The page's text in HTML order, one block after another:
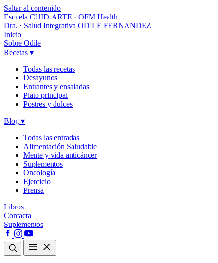
Saltar al contenido
Escuela CUID-ARTE · OFM Health
Dra. · Salud Integrativa ODILE FERNÁNDEZ
Inicio
Sobre Odile
Recetas ▾
Todas las recetas
Desayunos
Entrantes y ensaladas
Plato principal
Postres y dulces
Blog ▾
Todas las entradas
Alimentación Saludable
Mente y vida anticáncer
Suplementos
Oncología
Ejercicio
Prensa
Libros
Contacta
Suplementos